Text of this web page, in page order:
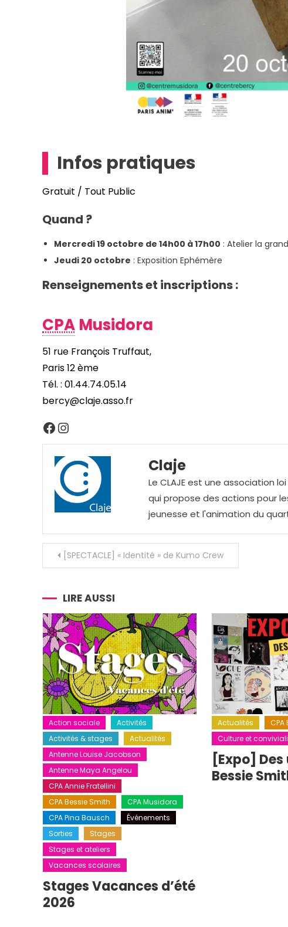
Infos pratiques
Gratuit / Tout Public
Quand ?
Mercredi 19 octobre de 14h00 à 17h00 : Atelier la
Jeudi 20 octobre : Exposition Ephémère
Renseignements et inscriptions :
CPA Musidora
51 rue François Truffaut,
Paris 12 ème
Tél. : 01.44.74.05.14
bercy@claje.asso.fr
Facebook
Instagram
Claje
Le CLAJE est une association
qui propose des actions pour
jeunesse et l'animation du
Navigation
de
l’article
[SPECTACLE] « Identité » de Kumo Crew
LIRE AUSSI
Action sociale
Activités
Activités & stages
Actualités
Antenne Louise Jacobson
Antenne Maya Angelou
CPA Annie Fratellini
CPA Bessie Smith
CPA Musidora
CPA Pina Bausch
Événements
Sorties
Stages
Stages et ateliers
Vacances scolaires
Stages Vacances d’été
2026
Actualités
CPA
Culture et
[Expo]
Bessie